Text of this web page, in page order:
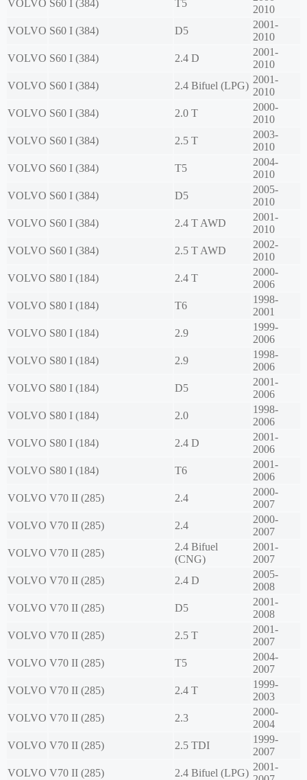
VOLVO S60 I (384) T5
2010
VOLVO S60 I (384) D5
2001-
2010
VOLVO S60 I (384) 2.4 D
2001-
2010
VOLVO S60 I (384) 2.4 Bifuel (LPG)
2001-
2010
VOLVO S60 I (384) 2.0 T
2000-
2010
VOLVO S60 I (384) 2.5 T
2003-
2010
VOLVO S60 I (384) T5
2004-
2010
VOLVO S60 I (384) D5
2005-
2010
VOLVO S60 I (384) 2.4 T AWD
2001-
2010
VOLVO S60 I (384) 2.5 T AWD
2002-
2010
VOLVO S80 I (184) 2.4 T
2000-
2006
VOLVO S80 I (184) T6
1998-
2001
VOLVO S80 I (184) 2.9
1999-
2006
VOLVO S80 I (184) 2.9
1998-
2006
VOLVO S80 I (184) D5
2001-
2006
VOLVO S80 I (184) 2.0
1998-
2006
VOLVO S80 I (184) 2.4 D
2001-
2006
VOLVO S80 I (184) T6
2001-
2006
VOLVO V70 II (285) 2.4
2000-
2007
VOLVO V70 II (285) 2.4
2000-
2007
VOLVO V70 II (285)
2.4 Bifuel
(CNG)
2001-
2007
VOLVO V70 II (285) 2.4 D
2005-
2008
VOLVO V70 II (285) D5
2001-
2008
VOLVO V70 II (285) 2.5 T
2001-
2007
VOLVO V70 II (285) T5
2004-
2007
VOLVO V70 II (285) 2.4 T
1999-
2003
VOLVO V70 II (285) 2.3
2000-
2004
VOLVO V70 II (285) 2.5 TDI
1999-
2007
VOLVO V70 II (285) 2.4 Bifuel (LPG)
2001-